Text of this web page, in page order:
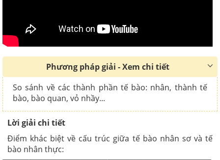
Phương pháp giải - Xem chi tiết
So sánh về các thành phần tế bào: nhân, thành tế
bào, bào quan, vỏ nhầy...
Lời giải chi tiết
Điểm khác biệt về cấu trúc giữa tế bào nhân sơ và tế
bào nhân thực: